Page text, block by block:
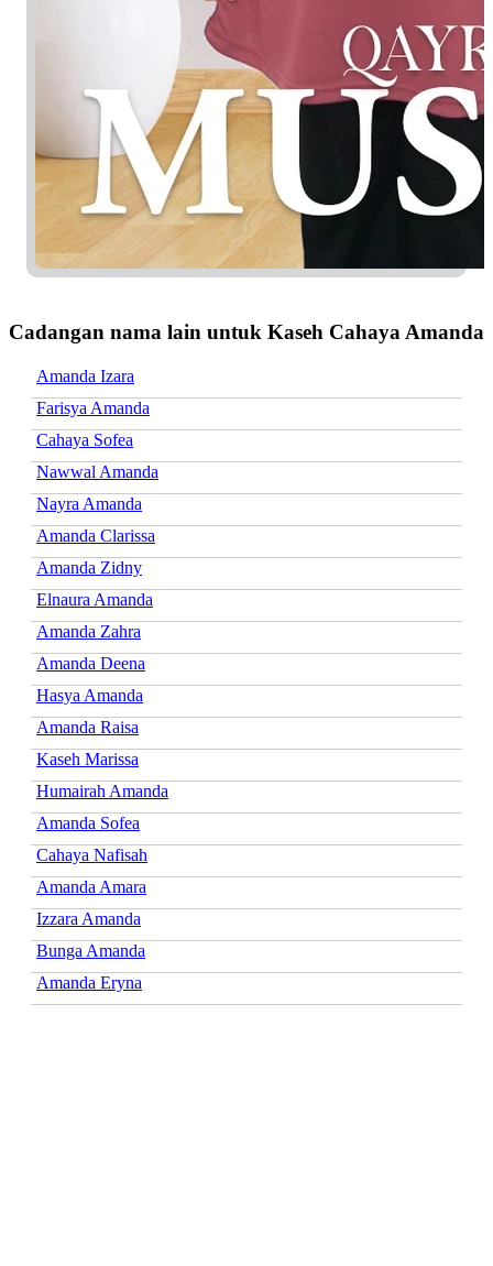
Cadangan nama lain untuk Kaseh Cahaya Amanda
Amanda Izara
Farisya Amanda
Cahaya Sofea
Nawwal Amanda
Nayra Amanda
Amanda Clarissa
Amanda Zidny
Elnaura Amanda
Amanda Zahra
Amanda Deena
Hasya Amanda
Amanda Raisa
Kaseh Marissa
Humairah Amanda
Amanda Sofea
Cahaya Nafisah
Amanda Amara
Izzara Amanda
Bunga Amanda
Amanda Eryna